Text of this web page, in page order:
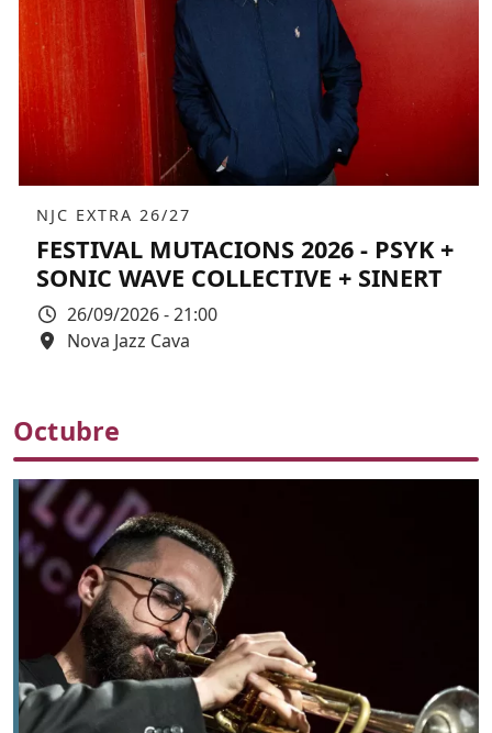
Àmbit
NJC EXTRA 26/27
FESTIVAL MUTACIONS 2026 - PSYK +
SONIC WAVE COLLECTIVE + SINERT
Data
26/09/2026 - 21:00
Espai
Nova Jazz Cava
Octubre